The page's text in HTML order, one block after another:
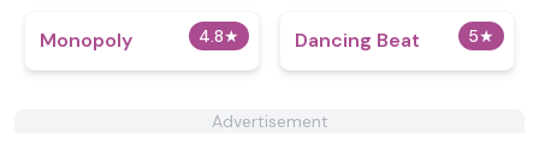
4.8★
Monopoly 5★
Dancing Beat
Advertisement